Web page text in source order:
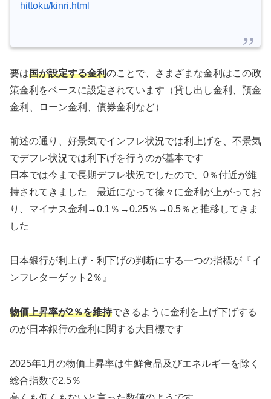
hittoku/kinri.html
要は国が設定する金利のことで、さまざまな金利はこの政
策金利をベースに設定されています（貸し出し金利、預金
金利、ローン金利、債券金利など）
前述の通り、好景気でインフレ状況では利上げを、不景気
でデフレ状況では利下げを行うのが基本です
日本では今まで長期デフレ状況でしたので、0％付近が維
持されてきました 最近になって徐々に金利が上がってお
り、マイナス金利→0.1％→0.25％→0.5％と推移してきま
した
日本銀行が利上げ・利下げの判断にする一つの指標が『イ
ンフレターゲット2％』
物価上昇率が2％を維持できるように金利を上げ下げする
のが日本銀行の金利に関する大目標です
2025年1月の物価上昇率は生鮮食品及びエネルギーを除く
総合指数で2.5％